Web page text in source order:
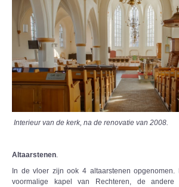
Interieur van de kerk, na de renovatie van 2008.
Altaarstenen
In de vloer zijn ook 4 altaarstenen
voormalige kapel van Rechteren, de